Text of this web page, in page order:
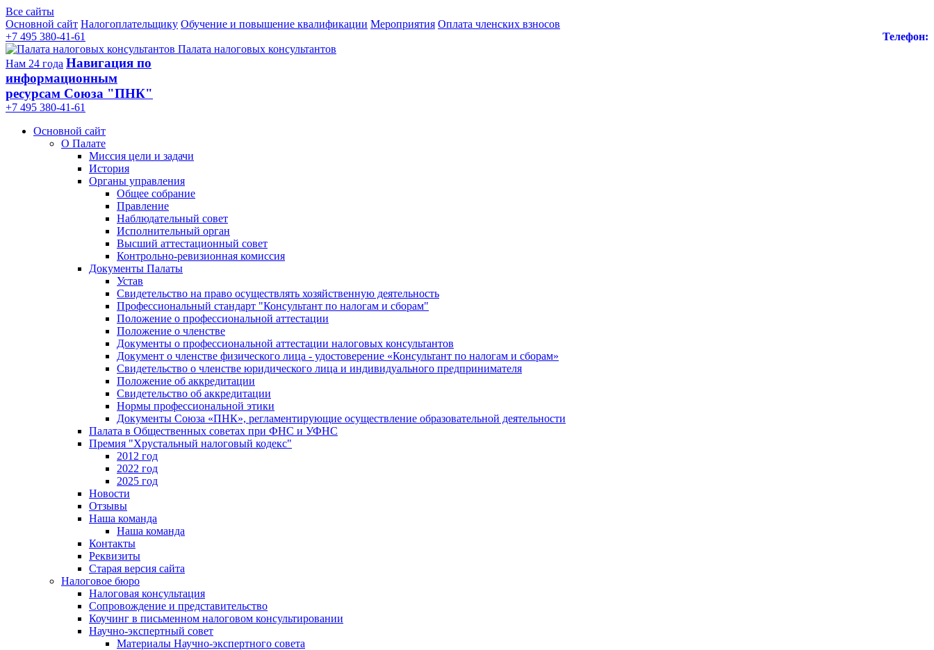
Все сайты
Основной сайт Налогоплательщику Обучение и повышение квалификации Мероприятия Оплата членских взносов
Телефон:
+7 495 380-41-61
Палата налоговых консультантов
Нам 24 года Навигация по
информационным
ресурсам Союза "ПНК"
+7 495 380‑41‑61
Основной сайт
О Палате
Миссия цели и задачи
История
Органы управления
Общее собрание
Правление
Наблюдательный совет
Исполнительный орган
Высший аттестационный совет
Контрольно-ревизионная комиссия
Документы Палаты
Устав
Свидетельство на право осуществлять хозяйственную деятельность
Профессиональный стандарт "Консультант по налогам и сборам"
Положение о профессиональной аттестации
Положение о членстве
Документы о профессиональной аттестации налоговых консультантов
Документ о членстве физического лица - удостоверение «Консультант по налогам и сборам»
Свидетельство о членстве юридического лица и индивидуального предпринимателя
Положение об аккредитации
Свидетельство об аккредитации
Нормы профессиональной этики
Документы Союза «ПНК», регламентирующие осуществление образовательной деятельности
Палата в Общественных советах при ФНС и УФНС
Премия "Хрустальный налоговый кодекс"
2012 год
2022 год
2025 год
Новости
Отзывы
Наша команда
Наша команда
Контакты
Реквизиты
Старая версия сайта
Налоговое бюро
Налоговая консультация
Cопровождение и представительство
Коучинг в письменном налоговом консультировании
Научно-экспертный совет
Материалы Научно-экспертного совета